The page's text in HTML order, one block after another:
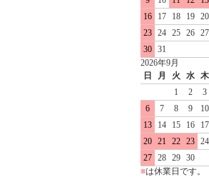
16
17 18 19 20
23 24 25 26 27
30 31
2026年9月
日
月 火 水 木
1
2 3
6
7 8 9 10
13
14 15 16 17
20 21 22 23 24
27 28 29 30
■は休業日です。